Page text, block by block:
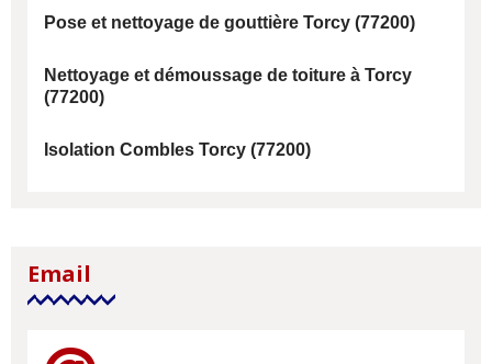
Pose et nettoyage de gouttière Torcy (77200)
Nettoyage et démoussage de toiture à Torcy
(77200)
Isolation Combles Torcy (77200)
Email